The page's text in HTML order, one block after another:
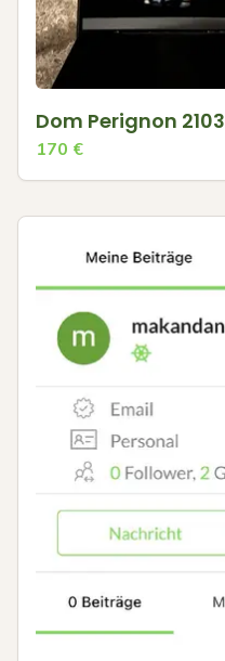
Dom Perignon 2103
170 €